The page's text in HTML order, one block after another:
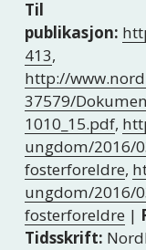
Til
publikasjon:
413,
http://
37579/
1010_15.pdf,
ungdom/2016/
fosterforeldre,
ungdom/2016/
fosterforeldre|
Tidsskrift: